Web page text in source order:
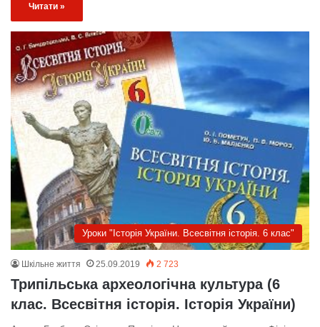
Читати »
Уроки "Історія України. Всесвітня історія. 6 клас"
Шкільне життя 25.09.2019 2 723
Трипільська археологічна культура (6
клас. Всесвітня історія. Історія України)